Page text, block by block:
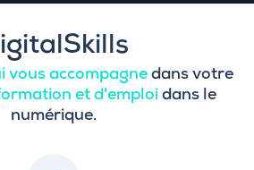
vous accompagnedans votre
et d'emploi dans le
numérique.